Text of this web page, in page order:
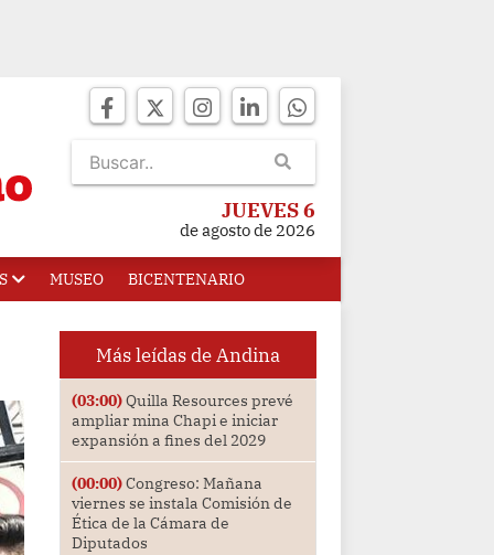
JUEVES 6
de agosto de 2026
MUSEO BICENTENARIO
Más leídas de Andina
(03:00)Quilla Resources prevé
ampliar mina Chapi e iniciar
expansión a fines del 2029
(00:00)Congreso: Mañana
viernes se instala Comisión de
Ética de la Cámara de
Diputados